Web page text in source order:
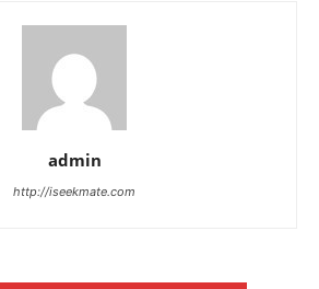
admin
http://iseekmate.com